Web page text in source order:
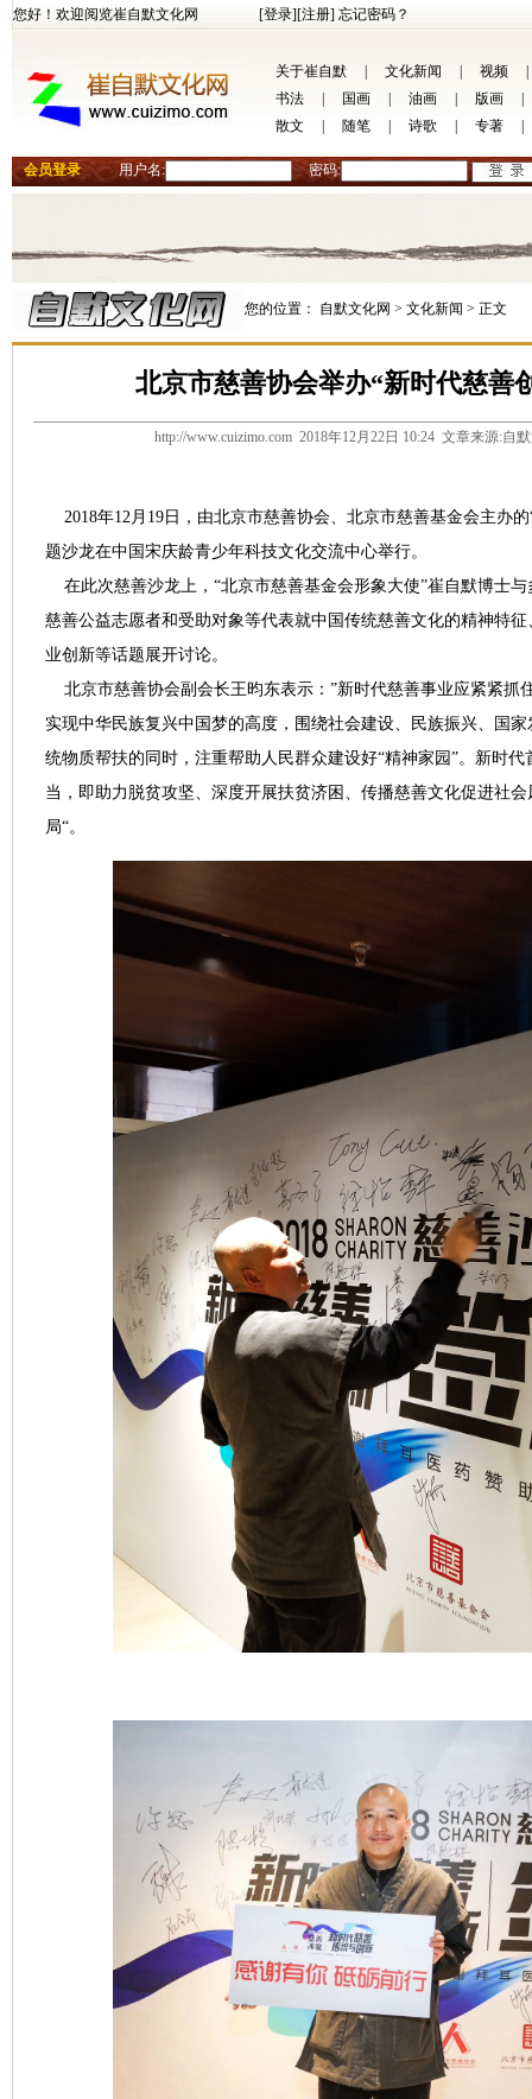
您好！欢迎阅览崔自默文化网 [登录][注册] 忘记密码？
关于崔自默 文化新闻 视频
书法
国画 油画 版画
散文
随笔 诗歌 专著
会员登录 用户名: 密码:
您的位置： 自默文化网 > 文化新闻 > 正文
北京市慈善协会举办“新时代慈善
http://www.cuizimo.com 2018年12月22日 10:24 文章来源:自
2018年12月19日，由北京市慈善协会、北京市慈善基金会主办
题沙龙在中国宋庆龄青少年科技文化交流中心举行。
在此次慈善沙龙上，“北京市慈善基金会形象大使”崔自默博士
慈善公益志愿者和受助对象等代表就中国传统慈善文化的精神特
业创新等话题展开讨论。
北京市慈善协会副会长王昀东表示：”新时代慈善事业应紧紧抓
实现中华民族复兴中国梦的高度，围绕社会建设、民族振兴、国
统物质帮扶的同时，注重帮助人民群众建设好“精神家园”。新时
当，即助力脱贫攻坚、深度开展扶贫济困、传播慈善文化促进社
局“。